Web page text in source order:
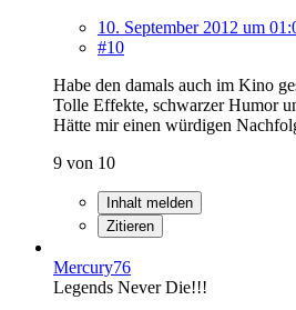
10. September 2012 um
#10
Habe den damals auch im Kino
Tolle Effekte, schwarzer Humor
Hätte mir einen würdigen
9 von 10
Inhalt melden
Zitieren
Mercury76
Legends Never Die!!!